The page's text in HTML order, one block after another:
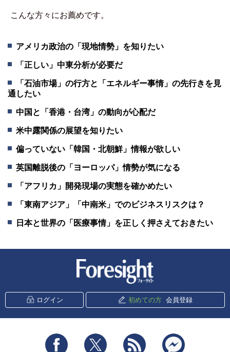
こんな方々にお薦めです。
アメリカ政治の「現地情勢」を知りたい
「正しい」中東分析が必要だ
「石油市場」の行方と「エネルギー事情」の先行きを見
通したい
中国と「香港・台湾」の動向が心配だ
米中露関係の展望を知りたい
偏っていない「韓国・北朝鮮」情報が欲しい
英国離脱後の「ヨーロッパ」情勢が気になる
「アフリカ」開発現場の実態を確かめたい
「東南アジア」「中南米」でのビジネスリスクは？
日本と世界の「医療事情」を正しく押さえておきたい
ログイン 初めての方 会員登録
Facebook Twitter RSS